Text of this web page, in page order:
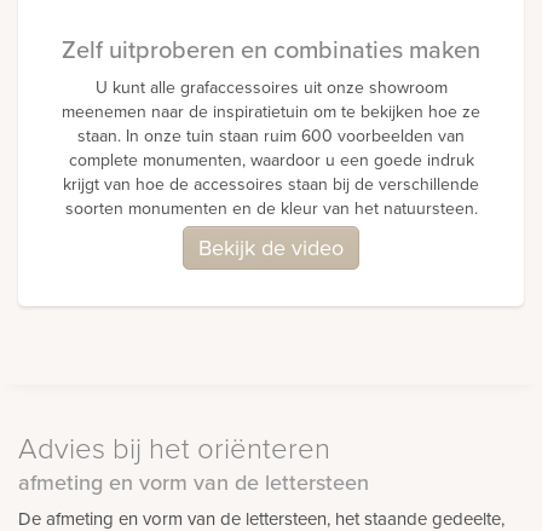
Zelf uitproberen en combinaties maken
U kunt alle grafaccessoires uit onze showroom
meenemen naar de inspiratietuin om te bekijken hoe ze
staan. In onze tuin staan ruim 600 voorbeelden van
complete monumenten, waardoor u een goede indruk
krijgt van hoe de accessoires staan bij de verschillende
soorten monumenten en de kleur van het natuursteen.
Bekijk de video
Advies bij het oriënteren
afmeting en vorm van de lettersteen
De afmeting en vorm van de lettersteen, het staande gedeelte,